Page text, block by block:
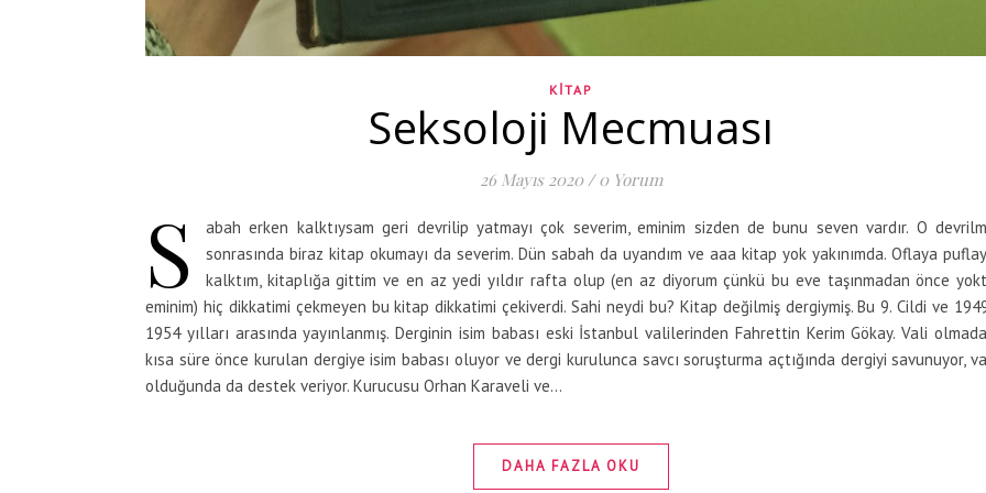
KITAP
Seksoloji Mecmuası
26 Mayıs 2020 / 0 Yorum
S
abah erken kalktıysam geri devrilip yatmayı çok severim, eminim sizden de bunu seven vardır. O
sonrasında biraz kitap okumayı da severim. Dün sabah da uyandım ve aaa kitap yok yakınımda. Oflaya
kalktım, kitaplığa gittim ve en az yedi yıldır rafta olup (en az diyorum çünkü bu eve taşınmadan önce
eminim) hiç dikkatimi çekmeyen bu kitap dikkatimi çekiverdi. Sahi neydi bu? Kitap değilmiş dergiymiş. Bu 9. Cildi ve
1954 yılları arasında yayınlanmış. Derginin isim babası eski İstanbul valilerinden Fahrettin Kerim Gökay. Vali
kısa süre önce kurulan dergiye isim babası oluyor ve dergi kurulunca savcı soruşturma açtığında dergiyi savunuyor,
olduğunda da destek veriyor. Kurucusu Orhan Karaveli ve…
DAHA FAZLA OKU